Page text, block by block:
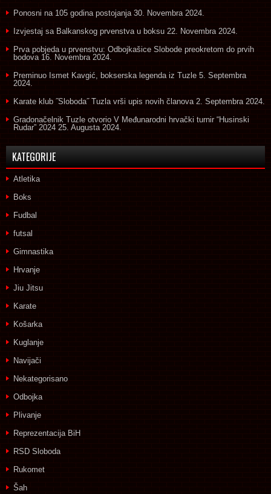
Ponosni na 105 godina postojanja 30. Novembra 2024.
Izvjestaj sa Balkanskog prvenstva u boksu 22. Novembra 2024.
Prva pobjeda u prvenstvu: Odbojkašice Slobode preokretom do prvih
bodova 16. Novembra 2024.
Preminuo Ismet Kavgić, bokserska legenda iz Tuzle 5. Septembra
2024.
Karate klub ˝Sloboda˝ Tuzla vrši upis novih članova 2. Septembra 2024.
Gradonačelnik Tuzle otvorio V Međunarodni hrvački turnir “Husinski
Rudar” 2024 25. Augusta 2024.
KATEGORIJE
Atletika
Boks
Fudbal
futsal
Gimnastika
Hrvanje
Jiu Jitsu
Karate
Košarka
Kuglanje
Navijači
Nekategorisano
Odbojka
Plivanje
Reprezentacija BiH
RSD Sloboda
Rukomet
Šah